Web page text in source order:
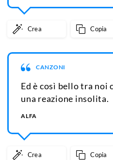
Crea Copia
CANZONI
Ed è così bello tra noi
una reazione insolita.
ALFA
Crea Copia